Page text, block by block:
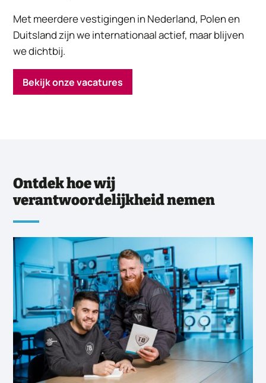
Met meerdere vestigingen in Nederland, Polen en
Duitsland zijn we internationaal actief, maar blijven
we dichtbij.
Bekijk onze vacatures
Ontdek hoe wij
verantwoordelijkheid nemen